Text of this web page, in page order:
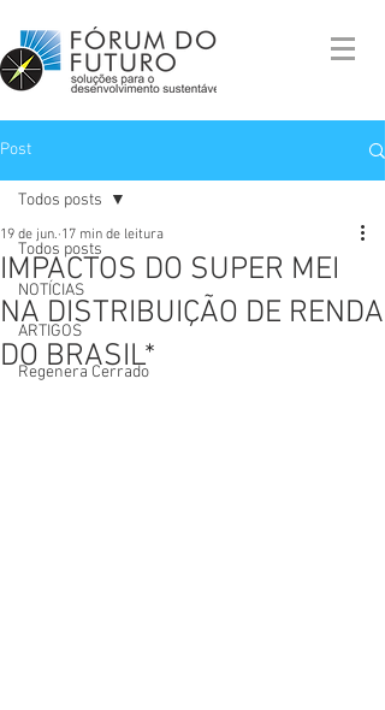
Post
Todos posts
NOTÍCIAS
ARTIGOS
Regenera Cerrado
Todos posts
IMPACTOS DO SUPER MEI
NA DISTRIBUIÇÃO DE RENDA
DO BRASIL*
19 de jun. 17 min de leitura